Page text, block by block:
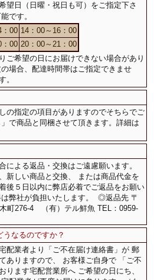
望日（日曜・祝日も可）をご指定下さ
です。
：00 14：00～16：00
：00 20：00～21：00
ご希望の日にお届けできない場合があり
場合、配達時間帯はご指定できませ
。
の指定の項目がありますのでそちらでご
で商品と同梱させて頂きます。詳細は
による返品・交換はご遠慮願います。
新しい商品と交換、 または商品代金を
後５日以内に弊店必着でご返品をお願い
弊社が負担いたします。
◎返品先 〒
町276-4 （有）テル鮮魚 TEL：0959-
なるのですか？
配業者より「ご不在届け連絡書」が 郵
ありますので、 お客様ご自身で
「ご不
ります宅配営業所へ ご希望の日にち、